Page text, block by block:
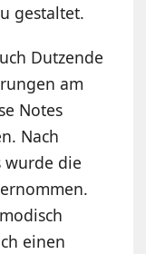
gestaltet.
Dutzende
am
Notes
Nach
wurde die
einen